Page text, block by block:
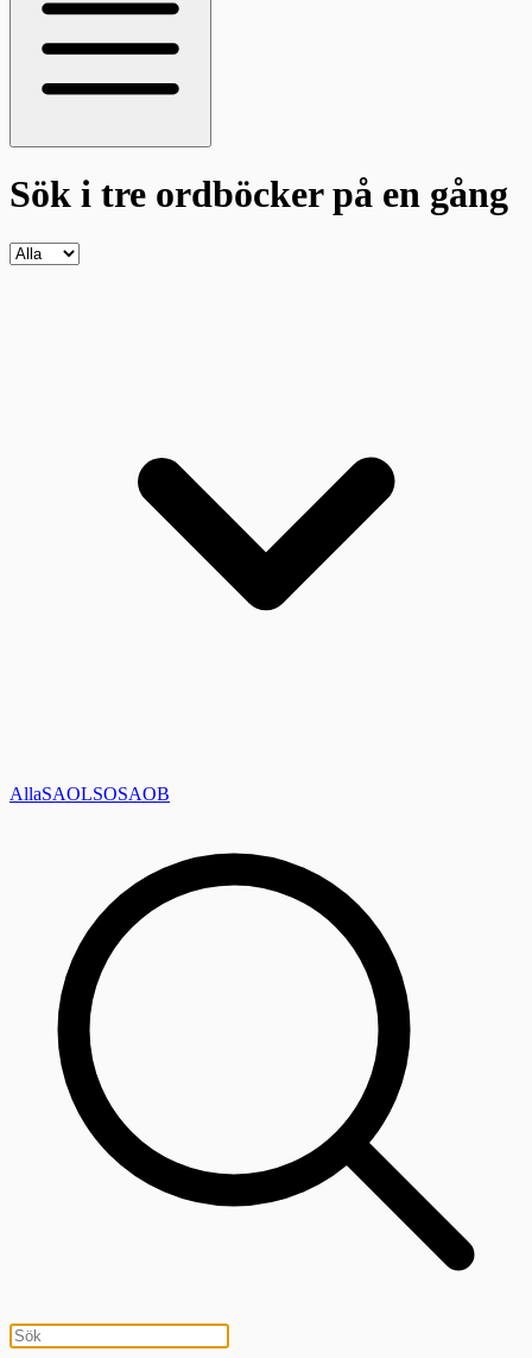
Sök i tre ordböckerpå en gång
AllaSAOLSOSAOB